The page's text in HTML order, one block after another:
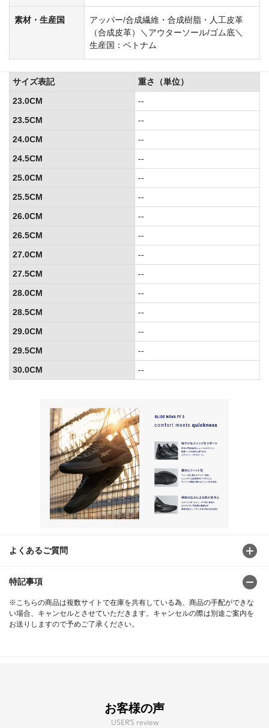
素材・生産国
アッパー/合成繊維・合成樹脂・人工皮革
（合成皮革）＼アウターソール/ゴム底＼
生産国：ベトナム
よくあるご質問
特記事項
※こちらの商品は複数サイトで在庫を共有している為、商品の手配ができな
い場合、キャンセルとさせていただきます。キャンセルの際は別途ご案内を
お送りしますので予めご了承ください。
サイズ表記
重さ（単位）
23.0CM
--
23.5CM
--
24.0CM
--
24.5CM
--
25.0CM
--
25.5CM
--
26.0CM
--
26.5CM
--
27.0CM
--
27.5CM
--
28.0CM
--
28.5CM
--
29.0CM
--
29.5CM
--
30.0CM
--
お客様の声
USER’S review